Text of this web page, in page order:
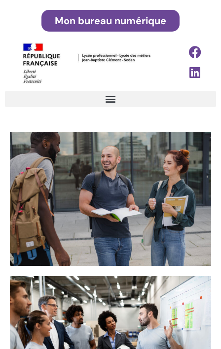
Mon bureau numérique